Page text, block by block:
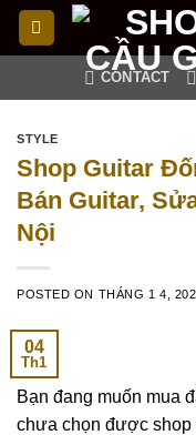
Skip
CONTACT
STYLE
Shop Guitar
Bán Guitar,
Nội
POSTED ON THÁNG 1 4,
04
Th1
Bạn đang muốn mua
chưa chọn được